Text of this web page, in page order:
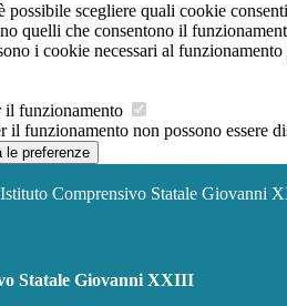
possibile scegliere quali cookie
quelli che consentono il
i cookie necessari al
il funzionamento
il funzionamento non possono essere
le preferenze
Istituto Comprensivo Statale Giovanni
Statale Giovanni XXIII